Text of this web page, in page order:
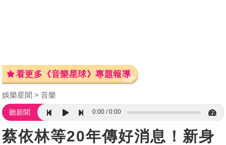
看更多《音樂星球》專題報導
娛樂星聞 音樂
聽新聞 0:00 0:00
蔡依林等20年傳好消息！新身